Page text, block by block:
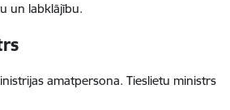
un labklājību.
amatpersona. Tieslietu ministrs